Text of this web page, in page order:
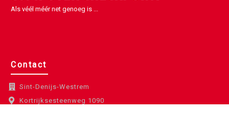
Als véél méér net genoeg is ...
Contact
Sint-Denijs-Westrem
Kortrijksesteenweg 1090